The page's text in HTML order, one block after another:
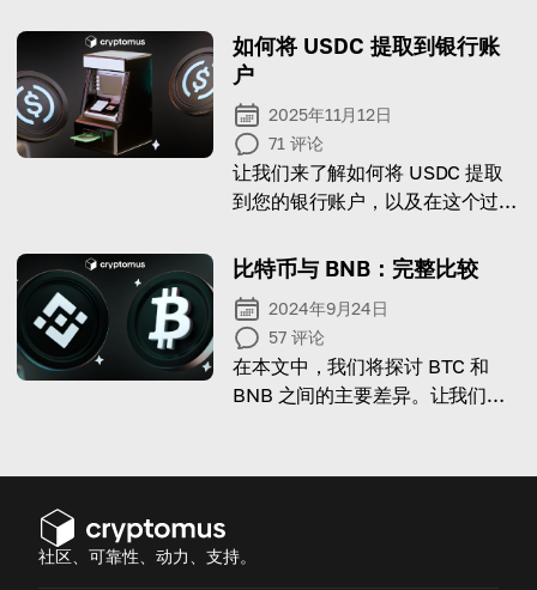
如何将 USDC 提取到银行账
户
2025年11月12日
71 评论
让我们来了解如何将 USDC 提取
到您的银行账户，以及在这个过程
比特币与 BNB：完整比较
2024年9月24日
57 评论
在本文中，我们将探讨 BTC 和
BNB 之间的主要差异。让我们一
社区、可靠性、动力、支持。